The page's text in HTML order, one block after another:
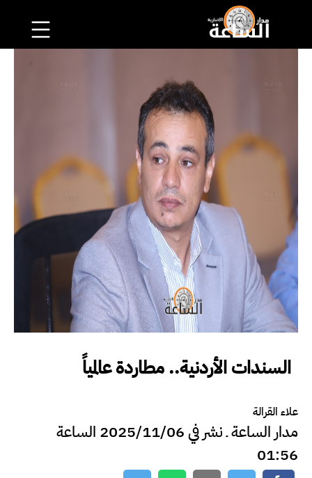
السندات الأردنية.. مطاردة عالمياً
علاء القرالة
مدار الساعة ـ نشر في 2025/11/06 الساعة
01:56